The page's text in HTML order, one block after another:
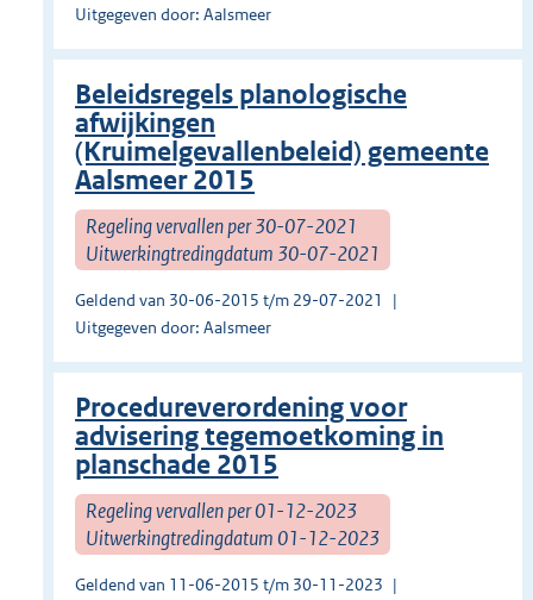
Uitgegeven door: Aalsmeer
Beleidsregels planologische
afwijkingen
(Kruimelgevallenbeleid) gemeente
Aalsmeer 2015
Regeling vervallen per 30-07-2021
Uitwerkingtredingdatum 30-07-2021
Geldend van 30-06-2015 t/m 29-07-2021
Uitgegeven door: Aalsmeer
Procedureverordening voor
advisering tegemoetkoming in
planschade 2015
Regeling vervallen per 01-12-2023
Uitwerkingtredingdatum 01-12-2023
Geldend van 11-06-2015 t/m 30-11-2023